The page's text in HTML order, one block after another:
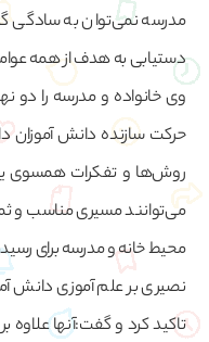
مدرسه نمی‌توان به سادگی
دستیابی به هدف از همه
وی خانواده و مدرسه را
حرکت سازنده دانش آموزان
روش‌ها و تفکرات همسوی
می‌توانند مسیری مناسب و
محیط خانه و مدرسه برای
نصیری بر علم آموزی دانش
تاکید کرد و گفت:آنها علاوه